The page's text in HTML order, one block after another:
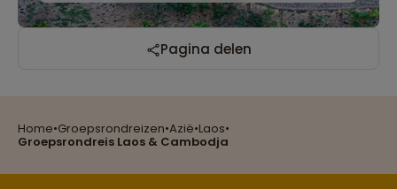
Home•Groepsrondreizen•Azië•Laos•
Groepsrondreis Laos & Cambodja
Pagina delen
Reizen met oog voor mens, cultuur en milieu
Groepsreizen mét indivuele vrijheid